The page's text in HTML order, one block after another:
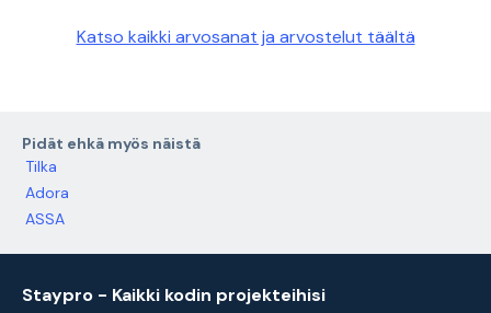
Katso kaikki arvosanat ja arvostelut täältä
Pidät ehkä myös näistä
Tilka
Adora
ASSA
Staypro - Kaikki kodin projekteihisi